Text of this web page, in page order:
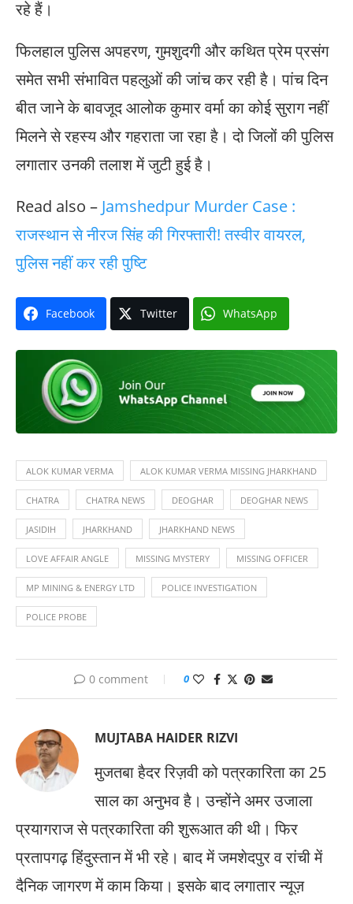
रहे हैं।
फिलहाल पुलिस अपहरण, गुमशुदगी और कथित प्रेम प्रसंग
समेत सभी संभावित पहलुओं की जांच कर रही है। पांच दिन
बीत जाने के बावजूद आलोक कुमार वर्मा का कोई सुराग नहीं
मिलने से रहस्य और गहराता जा रहा है। दो जिलों की पुलिस
लगातार उनकी तलाश में जुटी हुई है।
Read also – Jamshedpur Murder Case :
राजस्थान से नीरज सिंह की गिरफ्तारी! तस्वीर वायरल,
पुलिस नहीं कर रही पुष्टि
Facebook Twitter WhatsApp
ALOK KUMAR VERMA ALOK KUMAR VERMA MISSING JHARKHAND
CHATRA CHATRA NEWS DEOGHAR DEOGHAR NEWS
JASIDIH JHARKHAND JHARKHAND NEWS
LOVE AFFAIR ANGLE MISSING MYSTERY MISSING OFFICER
MP MINING & ENERGY LTD POLICE INVESTIGATION
POLICE PROBE
0 comment 0
MUJTABA HAIDER RIZVI
मुजतबा हैदर रिज़वी को पत्रकारिता का 25
साल का अनुभव है। उन्होंने अमर उजाला
प्रयागराज से पत्रकारिता की शुरूआत की थी। फिर
प्रतापगढ़ हिंदुस्तान में भी रहे। बाद में जमशेदपुर व रांची में
दैनिक जागरण में काम किया। इसके बाद लगातार न्यूज़